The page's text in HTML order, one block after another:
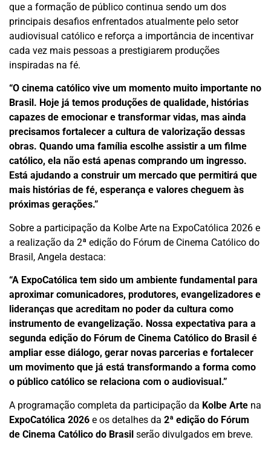
que a formação de público continua sendo um dos
principais desafios enfrentados atualmente pelo setor
audiovisual católico e reforça a importância de incentivar
cada vez mais pessoas a prestigiarem produções
inspiradas na fé.
“O cinema católico vive um momento muito importante no
Brasil. Hoje já temos produções de qualidade, histórias
capazes de emocionar e transformar vidas, mas ainda
precisamos fortalecer a cultura de valorização dessas
obras. Quando uma família escolhe assistir a um filme
católico, ela não está apenas comprando um ingresso.
Está ajudando a construir um mercado que permitirá que
mais histórias de fé, esperança e valores cheguem às
próximas gerações.”
Sobre a participação da Kolbe Arte na ExpoCatólica 2026 e
a realização da 2ª edição do Fórum de Cinema Católico do
Brasil, Angela destaca:
“A ExpoCatólica tem sido um ambiente fundamental para
aproximar comunicadores, produtores, evangelizadores e
lideranças que acreditam no poder da cultura como
instrumento de evangelização. Nossa expectativa para a
segunda edição do Fórum de Cinema Católico do Brasil é
ampliar esse diálogo, gerar novas parcerias e fortalecer
um movimento que já está transformando a forma como
o público católico se relaciona com o audiovisual.”
A programação completa da participação da Kolbe Arte na
ExpoCatólica 2026 e os detalhes da 2ª edição do Fórum
de Cinema Católico do Brasil serão divulgados em breve.